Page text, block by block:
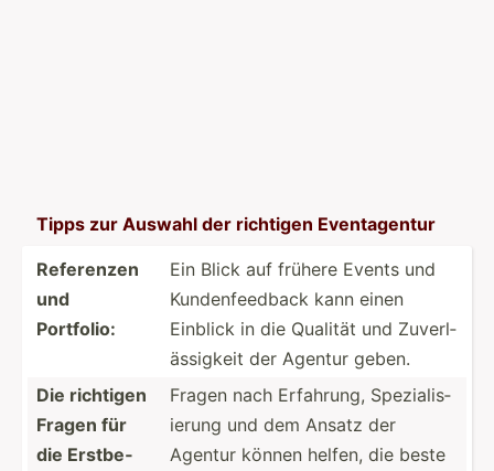
Tipps zur Auswahl der richtigen Eventa­gentur
Referenzen
und
Portfolio:
Ein Blick auf frühere Events und
Kunden­fee­dback kann einen
Einblick in die Qualität und Zuverl­
äss­igkeit der Agentur geben.
Die richtigen
Fragen für
die Erstbe­
Fragen nach Erfahrung, Spezia­lis­
ierung und dem Ansatz der
Agentur können helfen, die beste